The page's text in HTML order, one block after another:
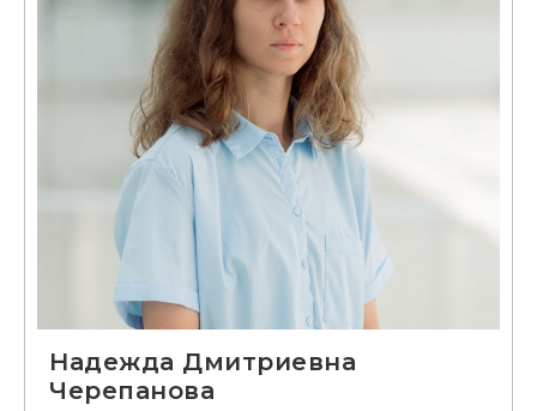
Надежда Дмитриевна
Черепанова